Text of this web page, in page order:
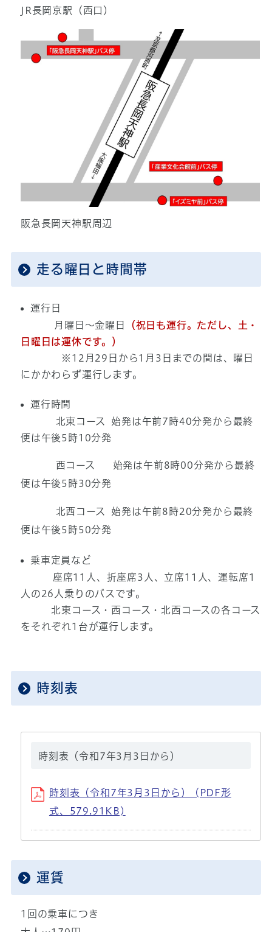
JR長岡京駅（西口）
阪急長岡天神駅周辺
走る曜日と時間帯
運行日
月曜日～金曜日
（祝日も運行。ただし、土・
日曜日は運休です。）
※12月29日から1月3日までの間は、曜日
にかかわらず運行します。
運行時間
北東コース 始発は午前7時40分発から最終
便は午後5時10分発
西コース 始発は午前8時00分発から最終
便は午後5時30分発
北西コース 始発は午前8時20分発から最終
便は午後5時50分発
乗車定員など
座席11人、折座席3人、立席11人、運転席1
人の26人乗りのバスです。
北東コース・西コース・北西コースの各コース
をそれぞれ1台が運行します。
時刻表
時刻表（令和7年3月3日から）
時刻表（令和7年3月3日から） (PDF形
式、579.91KB)
運賃
1回の乗車につき